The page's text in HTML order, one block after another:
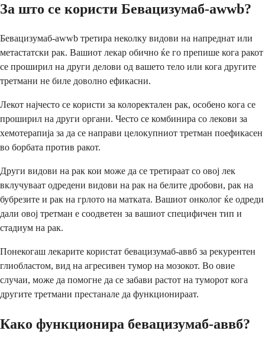
За што се користи Бевацизумаб-awwb?
Бевацизумаб-awwb третира неколку видови на напреднат или
метастатски рак. Вашиот лекар обично ќе го препише кога ракот
се проширил на други делови од вашето тело или кога другите
третмани не биле доволно ефикасни.
Лекот најчесто се користи за колоректален рак, особено кога се
проширил на други органи. Често се комбинира со лекови за
хемотерапија за да се направи целокупниот третман поефикасен
во борбата против ракот.
Други видови на рак кои може да се третираат со овој лек
вклучуваат одредени видови на рак на белите дробови, рак на
бубрезите и рак на грлото на матката. Вашиот онколог ќе одреди
дали овој третман е соодветен за вашиот специфичен тип и
стадиум на рак.
Понекогаш лекарите користат бевацизумаб-аввб за рекурентен
глиобластом, вид на агресивен тумор на мозокот. Во овие
случаи, може да помогне да се забави растот на туморот кога
другите третмани престанале да функционираат.
Како функционира бевацизумаб-аввб?